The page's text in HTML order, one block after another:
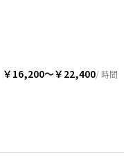
￥16,200〜￥22,400/ 時間